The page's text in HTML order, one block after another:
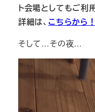
ト会場としてもご
詳細は、 こちらから！
そして…その夜…